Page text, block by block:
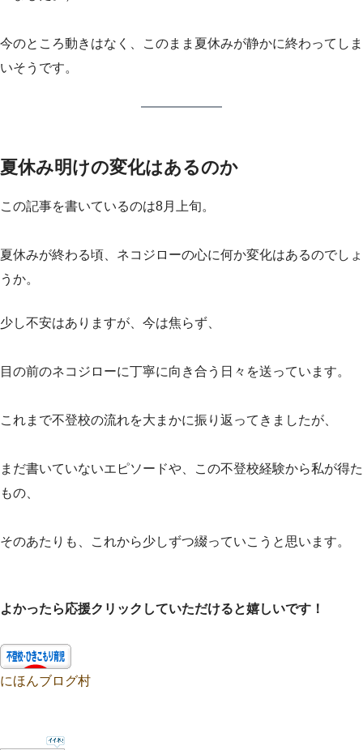
今のところ動きはなく、このまま夏休みが静かに終わってしま
いそうです。
夏休み明けの変化はあるのか
この記事を書いているのは8月上旬。
夏休みが終わる頃、ネコジローの心に何か変化はあるのでしょ
うか。
少し不安はありますが、今は焦らず、
目の前のネコジローに丁寧に向き合う日々を送っています。
これまで不登校の流れを大まかに振り返ってきましたが、
まだ書いていないエピソードや、この不登校経験から私が得た
もの、
そのあたりも、これから少しずつ綴っていこうと思います。
よかったら応援クリックしていただけると嬉しいです！
にほんブログ村